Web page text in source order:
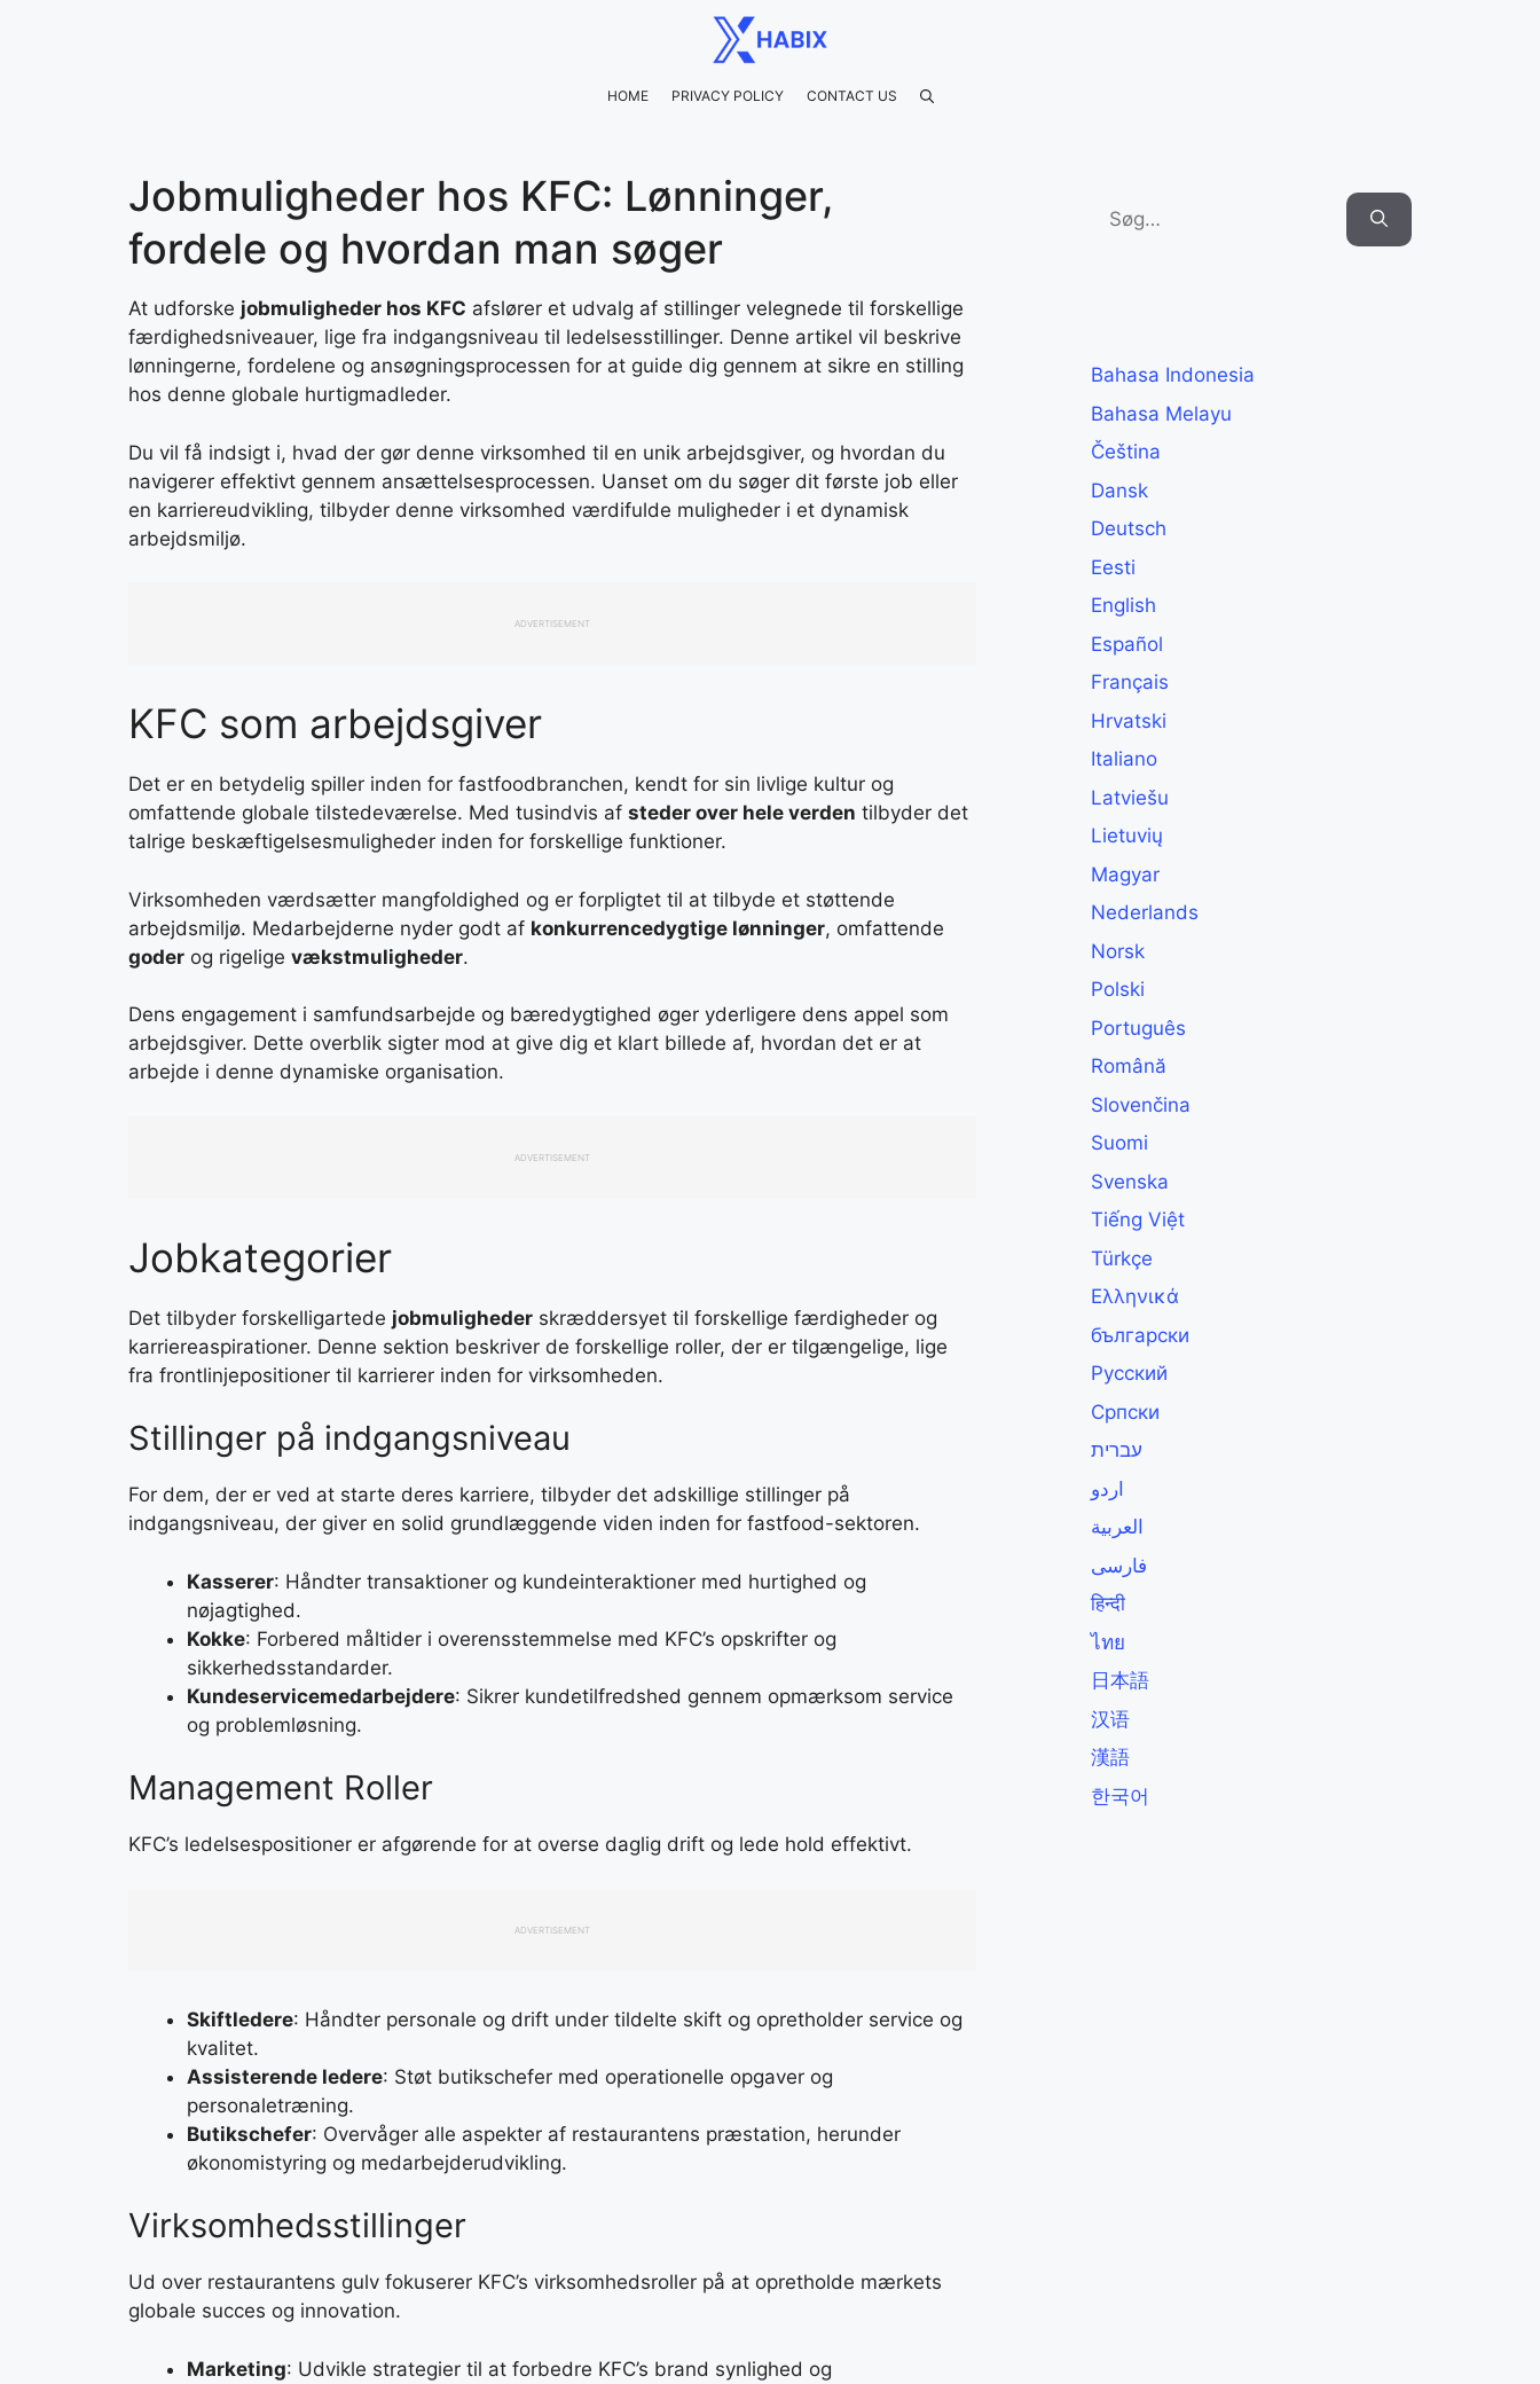
HOME PRIVACY POLICY CONTACT US
Jobmuligheder hos KFC: Lønninger,
fordele og hvordan man søger
At udforske jobmuligheder hos KFC afslører et udvalg af stillinger velegnede til forskellige
færdighedsniveauer, lige fra indgangsniveau til ledelsesstillinger. Denne artikel vil beskrive
lønningerne, fordelene og ansøgningsprocessen for at guide dig gennem at sikre en stilling
hos denne globale hurtigmadleder.
Du vil få indsigt i, hvad der gør denne virksomhed til en unik arbejdsgiver, og hvordan du
navigerer effektivt gennem ansættelsesprocessen. Uanset om du søger dit første job eller
en karriereudvikling, tilbyder denne virksomhed værdifulde muligheder i et dynamisk
arbejdsmiljø.
ADVERTISEMENT
KFC som arbejdsgiver
Det er en betydelig spiller inden for fastfoodbranchen, kendt for sin livlige kultur og
omfattende globale tilstedeværelse. Med tusindvis af steder over hele verden tilbyder det
talrige beskæftigelsesmuligheder inden for forskellige funktioner.
Virksomheden værdsætter mangfoldighed og er forpligtet til at tilbyde et støttende
arbejdsmiljø. Medarbejderne nyder godt af konkurrencedygtige lønninger, omfattende
goder og rigelige vækstmuligheder.
Dens engagement i samfundsarbejde og bæredygtighed øger yderligere dens appel som
arbejdsgiver. Dette overblik sigter mod at give dig et klart billede af, hvordan det er at
arbejde i denne dynamiske organisation.
ADVERTISEMENT
Jobkategorier
Det tilbyder forskelligartede jobmuligheder skræddersyet til forskellige færdigheder og
karriereaspirationer. Denne sektion beskriver de forskellige roller, der er tilgængelige, lige
fra frontlinjepositioner til karrierer inden for virksomheden.
Stillinger på indgangsniveau
For dem, der er ved at starte deres karriere, tilbyder det adskillige stillinger på
indgangsniveau, der giver en solid grundlæggende viden inden for fastfood-sektoren.
Kasserer: Håndter transaktioner og kundeinteraktioner med hurtighed og
nøjagtighed.
Kokke: Forbered måltider i overensstemmelse med KFC’s opskrifter og
sikkerhedsstandarder.
Kundeservicemedarbejdere: Sikrer kundetilfredshed gennem opmærksom service
og problemløsning.
Management Roller
KFC’s ledelsespositioner er afgørende for at overse daglig drift og lede hold effektivt.
ADVERTISEMENT
Skiftledere: Håndter personale og drift under tildelte skift og opretholder service og
kvalitet.
Assisterende ledere: Støt butikschefer med operationelle opgaver og
personaletræning.
Butikschefer: Overvåger alle aspekter af restaurantens præstation, herunder
økonomistyring og medarbejderudvikling.
Virksomhedsstillinger
Ud over restaurantens gulv fokuserer KFC’s virksomhedsroller på at opretholde mærkets
globale succes og innovation.
Marketing: Udvikle strategier til at forbedre KFC’s brand synlighed og
Search
for:
Bahasa Indonesia
Bahasa Melayu
Čeština
Dansk
Deutsch
Eesti
English
Español
Français
Hrvatski
Italiano
Latviešu
Lietuvių
Magyar
Nederlands
Norsk
Polski
Português
Română
Slovenčina
Suomi
Svenska
Tiếng Việt
Türkçe
Ελληνικά
български
Русский
Српски
עברית
اردو
العربية
فارسی
हिन्दी
ไทย
日本語
汉语
漢語
한국어